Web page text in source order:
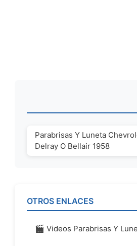
Parabrisas Y Luneta
Delray O Bellair 1958
OTROS ENLACES
🎬 Videos Parabrisas Y